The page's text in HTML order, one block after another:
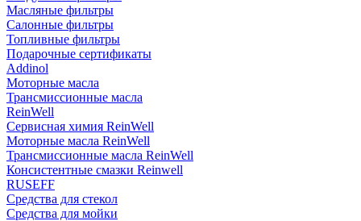
Масляные фильтры
Салонные фильтры
Топливные фильтры
Подарочные сертификаты
Addinol
Моторные масла
Трансмиссионные масла
ReinWell
Сервисная химия ReinWell
Моторные масла ReinWell
Трансмиссионные масла ReinWell
Консистентные смазки Reinwell
RUSEFF
Средства для стекол
Средства для мойки